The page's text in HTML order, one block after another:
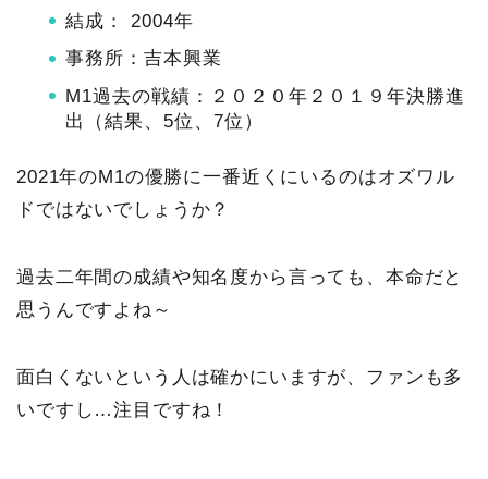
結成： 2004年
事務所：吉本興業
M1過去の戦績：２０２０年２０１９年決勝進
出（結果、5位、7位）
2021年のM1の優勝に一番近くにいるのはオズワル
ドではないでしょうか？
過去二年間の成績や知名度から言っても、本命だと
思うんですよね～
面白くないという人は確かにいますが、ファンも多
いですし…注目ですね！